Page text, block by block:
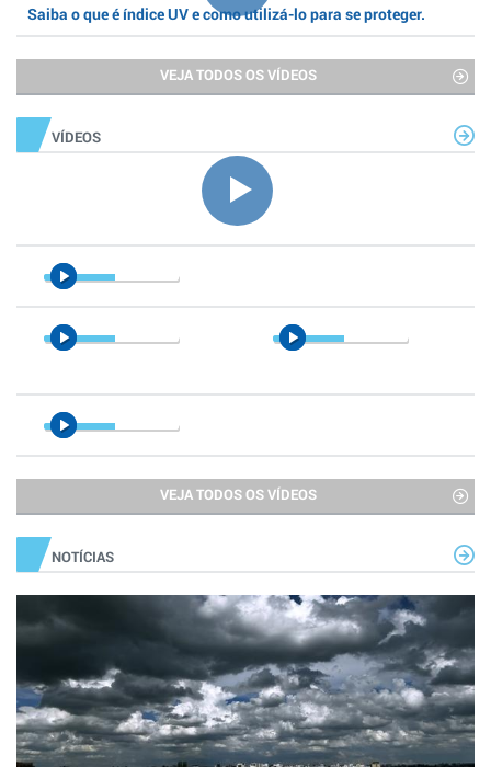
Saiba o que é índice UV e como utilizá-lo para se proteger.
VEJA TODOS OS VÍDEOS
VÍDEOS
VEJA TODOS OS VÍDEOS
NOTÍCIAS